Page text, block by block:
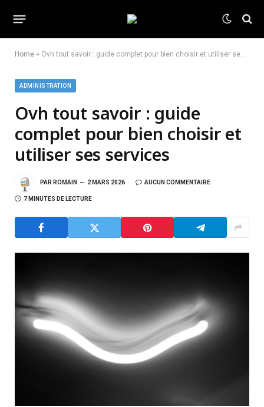
Home » Ovh tout savoir : guide complet pour bien choisir et utiliser ses services
ADMINISTRATION
Ovh tout savoir : guide
complet pour bien choisir et
utiliser ses services
PAR ROMAIN 2 MARS 2026 AUCUN COMMENTAIRE
7 MINUTES DE LECTURE